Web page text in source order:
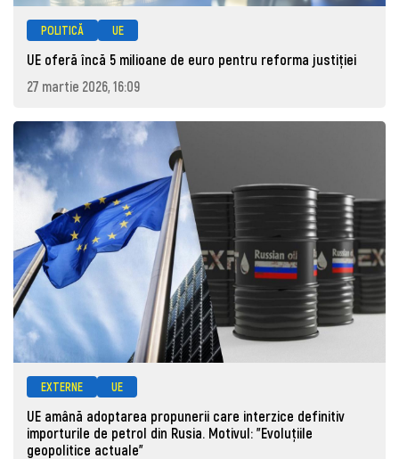
POLITICĂ UE
UE oferă încă 5 milioane de euro pentru reforma justiției
27 martie 2026, 16:09
EXTERNE UE
UE amână adoptarea propunerii care interzice definitiv
importurile de petrol din Rusia. Motivul: "Evoluțiile
geopolitice actuale"